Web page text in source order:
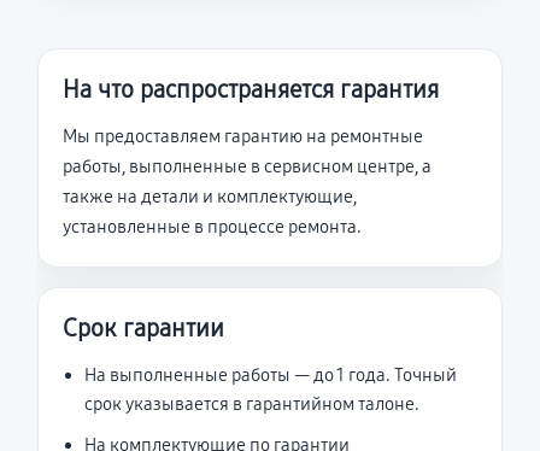
На что распространяется гарантия
Мы предоставляем гарантию на ремонтные
работы, выполненные в сервисном центре, а
также на детали и комплектующие,
установленные в процессе ремонта.
Срок гарантии
На выполненные работы — до 1 года. Точный
срок указывается в гарантийном талоне.
На комплектующие по гарантии